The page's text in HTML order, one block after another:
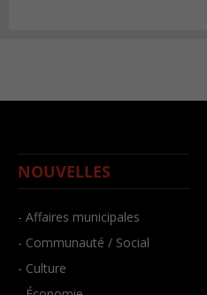
NOUVELLES
- Affaires municipales
- Communauté / Social
- Culture